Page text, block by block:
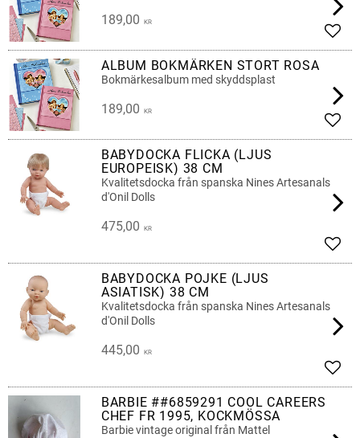
189,00 KR
ALBUM BOKMÄRKEN STORT ROSA
Bokmärkesalbum med skyddsplast
189,00 KR
BABYDOCKA FLICKA (LJUS
EUROPEISK) 38 CM
Kvalitetsdocka från spanska Nines Artesanals
d'Onil Dolls
475,00 KR
BABYDOCKA POJKE (LJUS
ASIATISK) 38 CM
Kvalitetsdocka från spanska Nines Artesanals
d'Onil Dolls
445,00 KR
BARBIE ##6859291 COOL CAREERS
CHEF FR 1995, KOCKMÖSSA
Barbie vintage original från Mattel